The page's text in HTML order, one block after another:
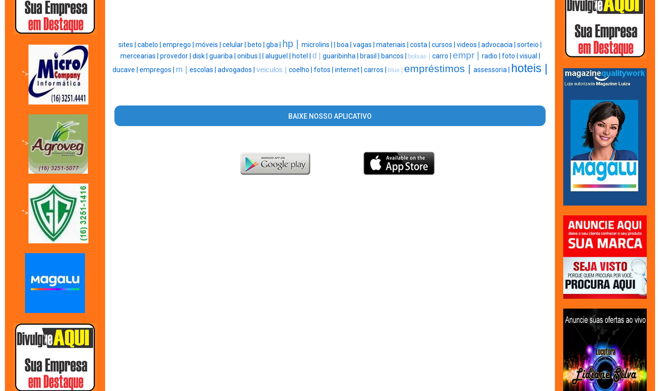
">
">
">
sites | cabelo | emprego | móveis | celular | beto | gba | hp | microlins | boa | vagas | materiais | costa | cursos | videos | advocacia | sorteio |
mercearias | provedor | disk | guariba | onibus | aluguel | hotel | d | guaribinha | brasil | bancos | bolsas | carro | empr | radio | foto | visual |
ducave | empregos | m | escolas | advogados | veiculos | coelho | fotos | internet | carros | blue | empréstimos | assessoria | hoteis |
BAIXE NOSSO APLICATIVO